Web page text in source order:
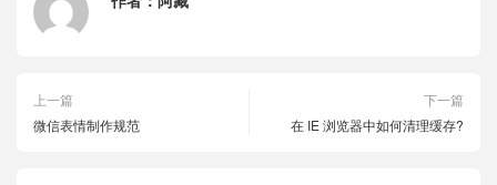
上一篇
微信表情制作规范
下一篇
在 IE 浏览器中如何清理缓存?